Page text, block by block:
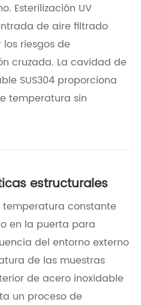
Esterilización UV
de aire filtrado
riesgos de
cruzada. La cavidad de
SUS304 proporciona
temperatura sin
estructurales
temperatura constante
en la puerta para
del entorno externo
de las muestras
de acero inoxidable
un proceso de